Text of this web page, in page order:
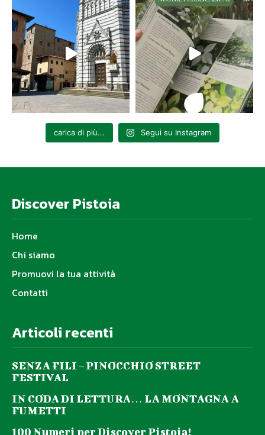
carica di più... Segui su Instagram
Discover Pistoia
Home
Chi siamo
Promuovi la tua attività
Contatti
Articoli recenti
SENZA FILI – PINOCCHIO STREET
FESTIVAL
IN CODA DI LETTURA… LA MONTAGNA A
FUMETTI
100 Numeri per Discover Pistoia!